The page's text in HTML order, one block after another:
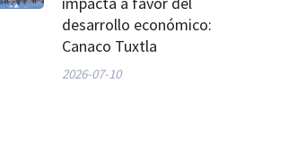
desarrollo económico:
Canaco Tuxtla
2026-07-10